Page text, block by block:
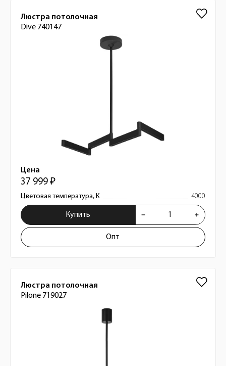
Люстра потолочная
Dive 740147
Цена
37 999 ₽
Цветовая температура, К 4000
Купить
Опт
Люстра потолочная
Pilone 719027